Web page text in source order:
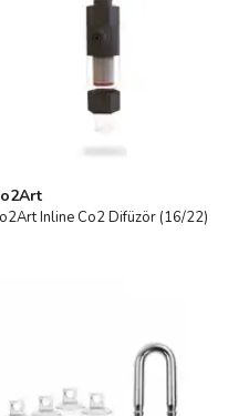
Inline Co2 Difüzör (16/22)